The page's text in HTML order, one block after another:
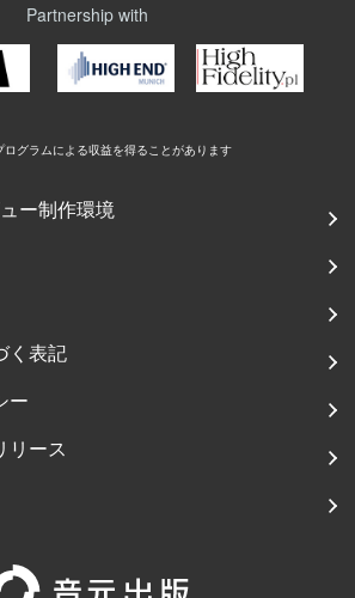
Partnership with
グラムによる収益を得ることがあります
ー制作環境
く表記
ー
リース